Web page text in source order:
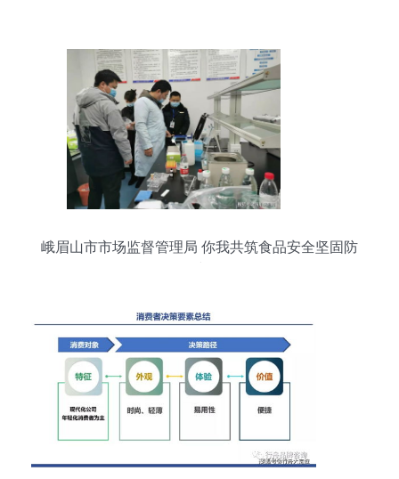
峨眉山市市场监督管理局 你我共筑食品安全坚固防